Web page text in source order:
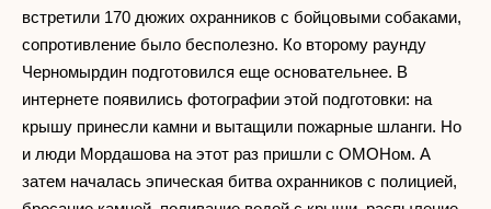
встретили 170 дюжих охранников с бойцовыми собаками,
сопротивление было бесполезно. Ко второму раунду
Черномырдин подготовился еще основательнее. В
интернете появились фотографии этой подготовки: на
крышу принесли камни и вытащили пожарные шланги. Но
и люди Мордашова на этот раз пришли с ОМОНом. А
затем началась эпическая битва охранников с полицией,